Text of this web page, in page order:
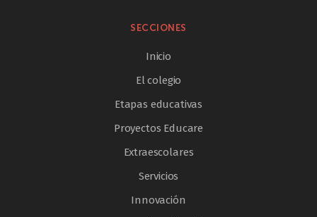
SECCIONES
Inicio
El colegio
Etapas educativas
Proyectos Educare
Extraescolares
Servicios
Innovación